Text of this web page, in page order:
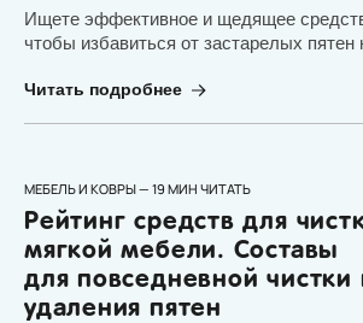
Ищете эффективное и щедящее
чтобы избавиться от застарелых пятен
собрала для вас список лучших средств,
Читать подробнее
МЕБЕЛЬ И КОВРЫ — 19 МИН ЧИТАТЬ
Рейтинг средств для
мягкой мебели. Составы
для повседневной чистки
удаления пятен